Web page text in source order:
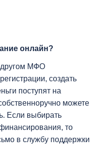
онлайн?
другом МФО
создать
поступят на
можете
Если выбирать
то
в службу поддержки